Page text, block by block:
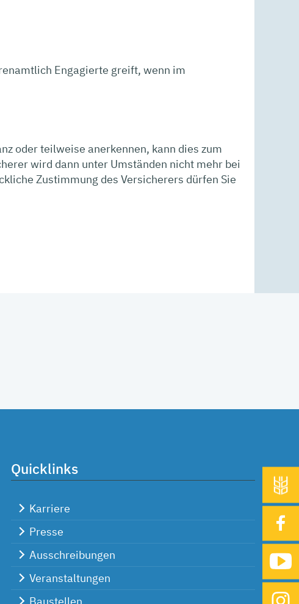
Engagierte greift, wenn im
oder teilweise anerkennen, kann dies zum
wird dann unter Umständen nicht mehr bei
Zustimmung des Versicherers dürfen Sie
Quicklinks
Karriere
Presse
Ausschreibungen
Veranstaltungen